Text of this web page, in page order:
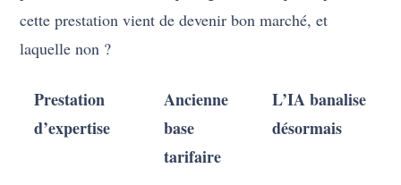
cette prestation vient de devenir bon marché, et
laquelle non ?
Prestation
d’expertise
Ancienne
base
tarifaire
L’IA banalise
désormais